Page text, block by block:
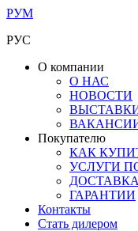
РУМ
РУС
О компании
О НАС
НОВОСТИ
Покупателю
КАК
УСЛУГИ
ГАРАНТИИ
Контакты
Стать дилером